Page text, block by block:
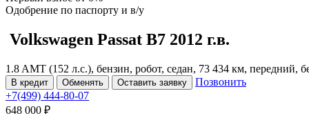
Одобрение по паспорту и в/у
Volkswagen Passat B7 2012 г.в.
1.8 AMT (152 л.с.), бензин, робот, седан, 73 434 км, передний,
В кредит Обменять Оставить заявку
Позвонить
+7(499) 444-80-07
648 000 ₽